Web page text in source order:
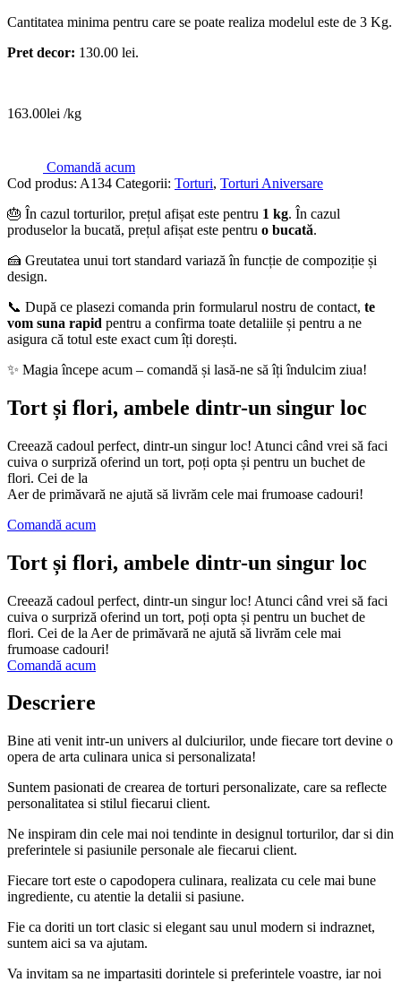
Cantitatea minima pentru care se poate realiza modelul este de 3 Kg.
Pret decor: 130.00 lei.
163.00lei /kg
Comandă acum
Cod produs: A134 Categorii: Torturi, Torturi Aniversare
🎂 În cazul torturilor, prețul afișat este pentru 1 kg. În cazul
produselor la bucată, prețul afișat este pentru o bucată.
🍰 Greutatea unui tort standard variază în funcție de compoziție și
design.
📞 După ce plasezi comanda prin formularul nostru de contact, te
vom suna rapid pentru a confirma toate detaliile și pentru a ne
asigura că totul este exact cum îți dorești.
✨ Magia începe acum – comandă și lasă-ne să îți îndulcim ziua!
Tort și flori, ambele dintr-un singur loc
Creează cadoul perfect, dintr-un singur loc! Atunci când vrei să faci
cuiva o surpriză oferind un tort, poți opta și pentru un buchet de
flori. Cei de la
Aer de primăvară ne ajută să livrăm cele mai frumoase cadouri!
Comandă acum
Tort și flori, ambele dintr-un singur loc
Creează cadoul perfect, dintr-un singur loc! Atunci când vrei să faci
cuiva o surpriză oferind un tort, poți opta și pentru un buchet de
flori. Cei de la Aer de primăvară ne ajută să livrăm cele mai
frumoase cadouri!
Comandă acum
Descriere
Bine ati venit intr-un univers al dulciurilor, unde fiecare tort devine o
opera de arta culinara unica si personalizata!
Suntem pasionati de crearea de torturi personalizate, care sa reflecte
personalitatea si stilul fiecarui client.
Ne inspiram din cele mai noi tendinte in designul torturilor, dar si din
preferintele si pasiunile personale ale fiecarui client.
Fiecare tort este o capodopera culinara, realizata cu cele mai bune
ingrediente, cu atentie la detalii si pasiune.
Fie ca doriti un tort clasic si elegant sau unul modern si indraznet,
suntem aici sa va ajutam.
Va invitam sa ne impartasiti dorintele si preferintele voastre, iar noi